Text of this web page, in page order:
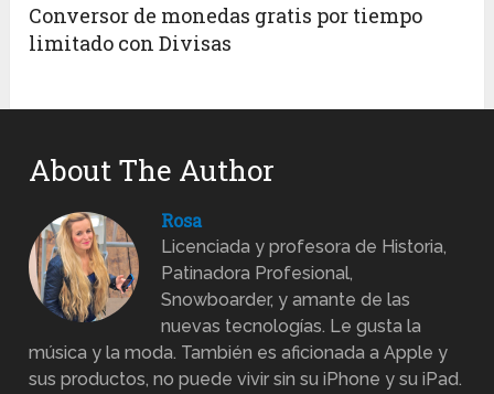
Conversor de monedas gratis por tiempo
limitado con Divisas
About The Author
Rosa
Licenciada y profesora de Historia,
Patinadora Profesional,
Snowboarder, y amante de las
nuevas tecnologías. Le gusta la
música y la moda. También es aficionada a Apple y
sus productos, no puede vivir sin su iPhone y su iPad.